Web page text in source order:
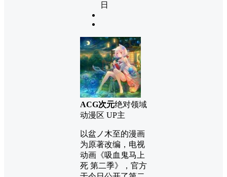
日
ACG次元绝对领域
动漫区 UP主
以盆ノ木至的漫画
为原著改编，电视
动画《吸血鬼马上
死 第二季》，官方